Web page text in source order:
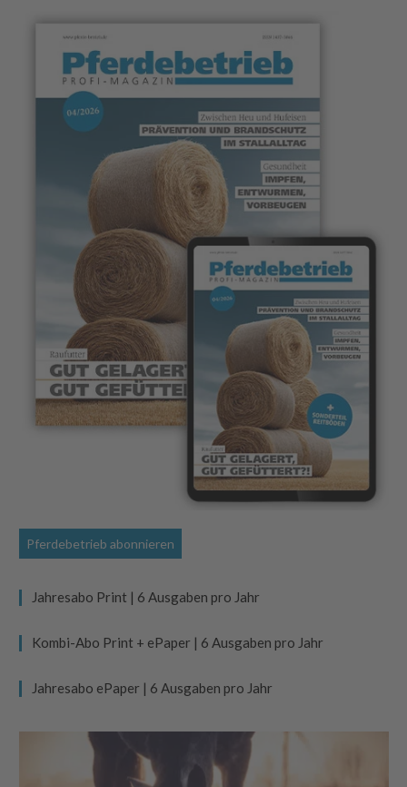
Pferdebetrieb abonnieren
Jahresabo Print | 6 Ausgaben pro Jahr
Kombi-Abo Print + ePaper | 6 Ausgaben pro Jahr
Jahresabo ePaper | 6 Ausgaben pro Jahr